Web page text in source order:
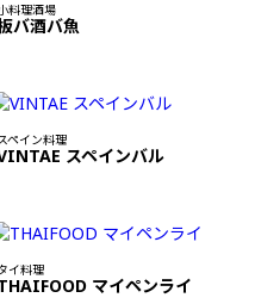
料理酒場
バ酒バ魚
ペイン料理
スペインバル
イ料理
マイペンライ